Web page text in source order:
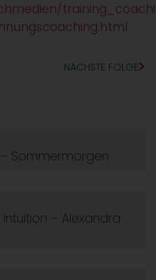
NÄCHSTE FOLGE
Sommermorgen
– Alexandra